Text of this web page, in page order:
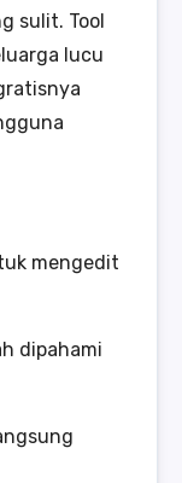
sulit. Tool
lucu
mengedit
dipahami